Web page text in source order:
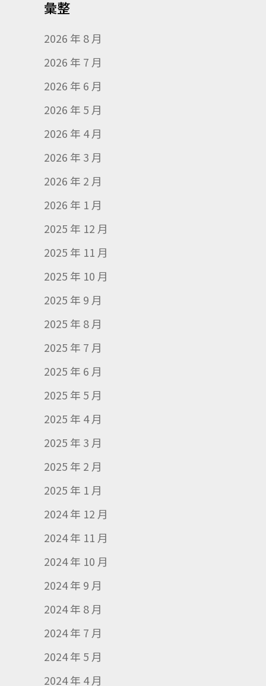
彙整
2026 年 8 月
2026 年 7 月
2026 年 6 月
2026 年 5 月
2026 年 4 月
2026 年 3 月
2026 年 2 月
2026 年 1 月
2025 年 12 月
2025 年 11 月
2025 年 10 月
2025 年 9 月
2025 年 8 月
2025 年 7 月
2025 年 6 月
2025 年 5 月
2025 年 4 月
2025 年 3 月
2025 年 2 月
2025 年 1 月
2024 年 12 月
2024 年 11 月
2024 年 10 月
2024 年 9 月
2024 年 8 月
2024 年 7 月
2024 年 5 月
2024 年 4 月